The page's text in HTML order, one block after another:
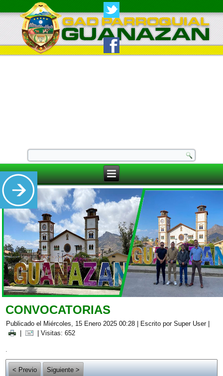
CONVOCATORIAS
Publicado el Miércoles, 15 Enero 2025 00:28 | Escrito por Super User|
|
| Visitas: 652
.
< Previo
Siguiente >